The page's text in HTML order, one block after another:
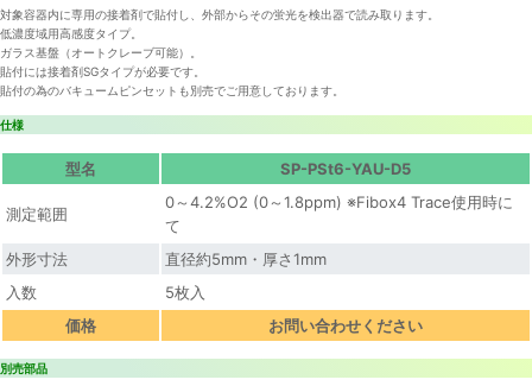
対象容器内に専用の接着剤で貼付し、外部からその蛍光を検出器で読み取ります。
低濃度域用高感度タイプ。
ガラス基盤（オートクレーブ可能）。
貼付には接着剤SGタイプが必要です。
貼付の為のバキュームピンセットも別売でご用意しております。
仕様
型名 SP-PSt6-YAU-D5
測定範囲
0～4.2%O2 (0～1.8ppm) ※Fibox4 Trace使用時に
て
外形寸法
直径約5mm・厚さ1mm
入数
5枚入
価格
お問い合わせください
別売部品